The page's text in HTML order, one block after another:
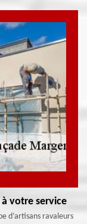
votre service
d’artisans ravaleurs